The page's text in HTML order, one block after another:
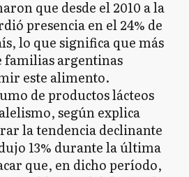
que desde el 2010 a la
presencia en el 24% de
lo que significa que más
familias argentinas
este alimento.
de productos lácteos
según explica
la tendencia declinante
13% durante la última
que, en dicho período,